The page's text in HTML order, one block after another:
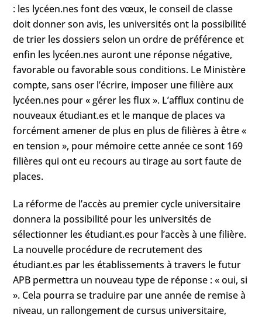
: les lycéen.nes font des vœux, le conseil de classe
doit donner son avis, les universités ont la possibilité
de trier les dossiers selon un ordre de préférence et
enfin les lycéen.nes auront une réponse négative,
favorable ou favorable sous conditions. Le Ministère
compte, sans oser l’écrire, imposer une filière aux
lycéen.nes pour « gérer les flux ». L’afflux continu de
nouveaux étudiant.es et le manque de places va
forcément amener de plus en plus de filières à être «
en tension », pour mémoire cette année ce sont 169
filières qui ont eu recours au tirage au sort faute de
places.
La réforme de l’accès au premier cycle universitaire
donnera la possibilité pour les universités de
sélectionner les étudiant.es pour l’accès à une filière.
La nouvelle procédure de recrutement des
étudiant.es par les établissements à travers le futur
APB permettra un nouveau type de réponse : « oui, si
». Cela pourra se traduire par une année de remise à
niveau, un rallongement de cursus universitaire,